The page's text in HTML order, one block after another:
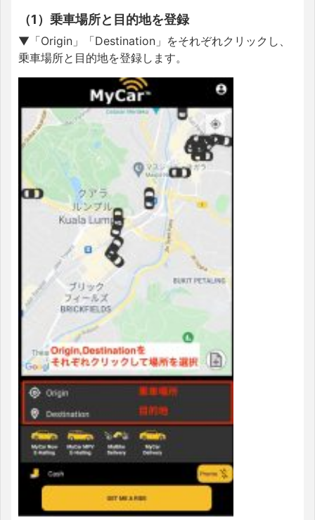
（1）乗車場所と目的地を登録
▼「Origin」「Destination」をそれぞれクリックし、
乗車場所と目的地を登録します。